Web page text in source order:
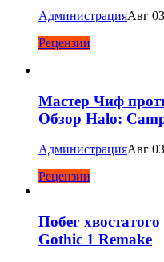
АдминистрацияАвг
Рецензии
Мастер Чиф
Обзор Halo:
АдминистрацияАвг
Рецензии
Побег
Gothic 1 Remake